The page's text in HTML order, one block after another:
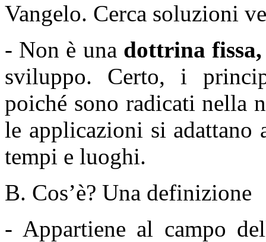
Vangelo. Cerca soluzioni
- Non è una dottrina
sviluppo. Certo, i
poiché sono radicati nella
le applicazioni si adattano
tempi e luoghi.
B. Cos’è? Una definizione
- Appartiene al campo